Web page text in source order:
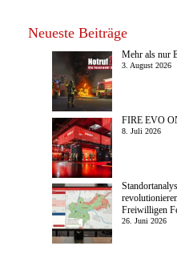
Neueste Beiträge
Mehr als nur
3. August 2026
FIRE EVO
8. Juli 2026
Freiwilligen
26. Juni 2026